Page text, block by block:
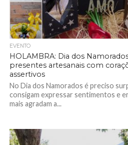
EVENTO
HOLAMBRA: Dia dos
presentes artesanais com
assertivos
No Dia dos Namorados é preciso
consigam expressar sentimentos e
mais agradam a...